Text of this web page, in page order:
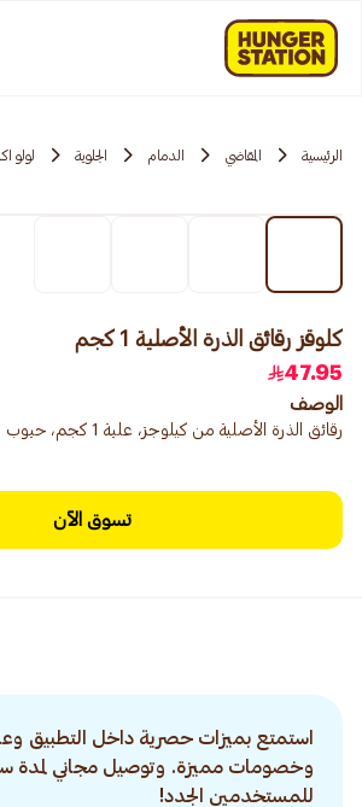
الرئيسية المقاضي الدمام الجلوية لولو
كلوقز رقائق الذرة الأصلية 1 كجم
47.95
الوصف
رقائق الذرة الأصلية من كيلوجز، علبة 1 كجم، حبوب الإفطار الكلاسيكية.
تسوق الآن
استمتع بميزات حصرية داخل التطبيق
وخصومات مميزة. وتوصيل مجاني لمدة
للمستخدمين الجدد!